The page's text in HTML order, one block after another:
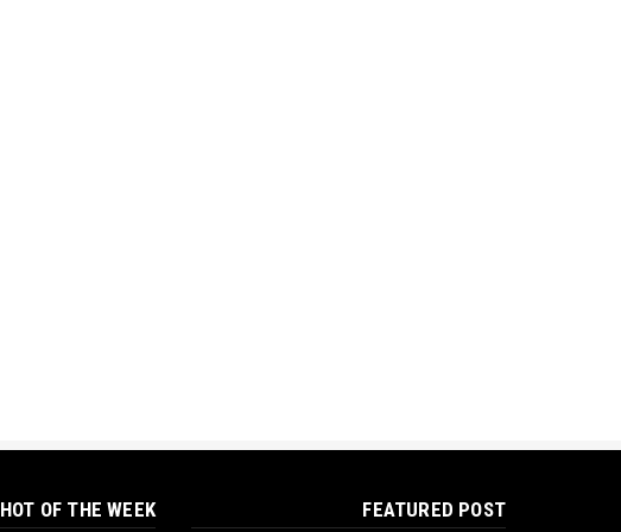
FEATURED POST
HOT OF THE WEEK